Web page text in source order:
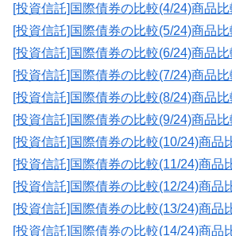
[投資信託]国際債券の比較(4/24)商品
[投資信託]国際債券の比較(5/24)商品
[投資信託]国際債券の比較(6/24)商品
[投資信託]国際債券の比較(7/24)商品
[投資信託]国際債券の比較(8/24)商品
[投資信託]国際債券の比較(9/24)商品
[投資信託]国際債券の比較(10/24)商品
[投資信託]国際債券の比較(11/24)商品
[投資信託]国際債券の比較(12/24)商品
[投資信託]国際債券の比較(13/24)商品
[投資信託]国際債券の比較(14/24)商品